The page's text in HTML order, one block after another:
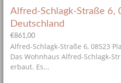
Alfred-Schlagk-Straße 6,
Deutschland
€861,00
Alfred-Schlagk-Straße 6, 08523
Das Wohnhaus Alfred-Schlagk-
erbaut. Es...